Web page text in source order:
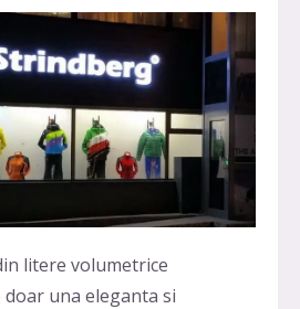
litere volumetrice
una eleganta si